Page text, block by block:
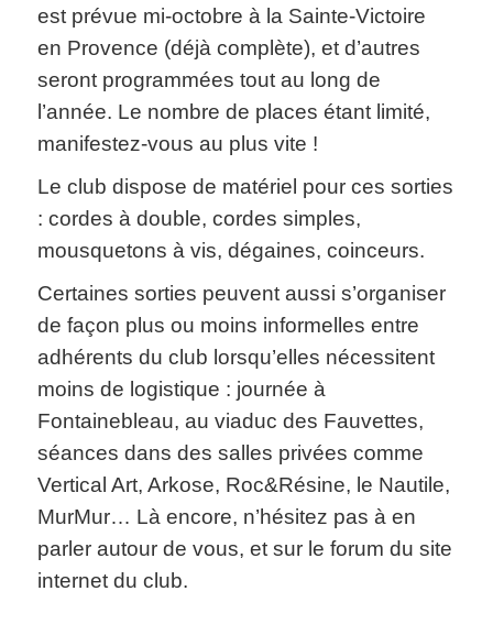
est prévue mi-octobre à la Sainte-Victoire
en Provence (déjà complète), et d’autres
seront programmées tout au long de
l’année. Le nombre de places étant limité,
manifestez-vous au plus vite !
Le club dispose de matériel pour ces sorties
: cordes à double, cordes simples,
mousquetons à vis, dégaines, coinceurs.
Certaines sorties peuvent aussi s’organiser
de façon plus ou moins informelles entre
adhérents du club lorsqu’elles nécessitent
moins de logistique : journée à
Fontainebleau, au viaduc des Fauvettes,
séances dans des salles privées comme
Vertical Art, Arkose, Roc&Résine, le Nautile,
MurMur… Là encore, n’hésitez pas à en
parler autour de vous, et sur le forum du site
internet du club.